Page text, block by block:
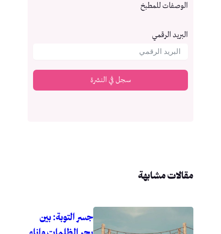
الوصفات للمطبخ
البريد الرقمي
سجل في النشرة
مقالات مشابهة
جسر التوبة: بين